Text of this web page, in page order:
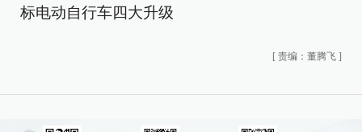
标电动自行车四大升级
[ 责编：董腾飞 ]